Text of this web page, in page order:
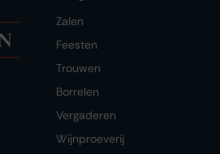
Zalen
Feesten
Trouwen
Borrelen
Vergaderen
Wijnproeverij